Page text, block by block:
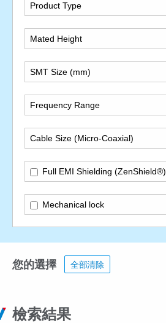
Product Type
Mated Height
SMT Size (mm)
Frequency Range
Cable Size (Micro-Coaxial)
Full EMI Shielding (ZenShield®)
Mechanical lock
您的選擇 全部清除
檢索結果